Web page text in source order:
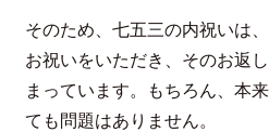
そのため、七五三の内祝いは
お祝いをいただき、そのお返
まっています。もちろん、本
ても問題はありません。